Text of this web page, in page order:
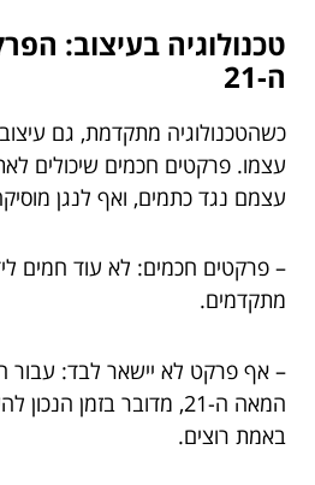
טכנולוגיה בעיצוב:
ה-21
כשהטכנולוגיה מתקדמת, גם
עצמו. פרקטים חכמים שיכולים
עצמם נגד כתמים, ואף לנגן
– פרקטים חכמים: לא עוד חמים
מתקדמים.
– אף פרקט לא יישאר לבד: עבור
המאה ה-21, מדובר בזמן
באמת רוצים.